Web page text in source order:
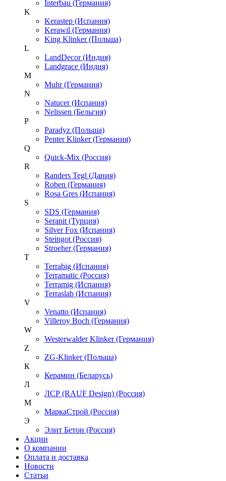
Interbau (Германия)
K
Kerastep (Испания)
Kerawil (Германия)
King Klinker (Польша)
L
LandDecor (Индия)
Landgrace (Индия)
M
Muhr (Германия)
N
Natucer (Испания)
Nelissen (Бельгия)
P
Paradyz (Польша)
Penter Klinker (Германия)
Q
Quick-Mix (Россия)
R
Randers Tegl (Дания)
Roben (Германия)
Rosa Gres (Испания)
S
SDS (Германия)
Seranit (Турция)
Silver Fox (Испания)
Steingot (Россия)
Stroeher (Германия)
T
Terrabig (Испания)
Terramatic (Россия)
Terramig (Испания)
Terraslab (Испания)
V
Venatto (Испания)
Villeroy Boch (Германия)
W
Westerwalder Klinker (Германия)
Z
ZG-Klinker (Польша)
К
Керамин (Беларусь)
Л
ЛСР (RAUF Design) (Россия)
М
МаркаСтрой (Россия)
Э
Элит Бетон (Россия)
Акции
О компании
Оплата и доставка
Новости
Статьи